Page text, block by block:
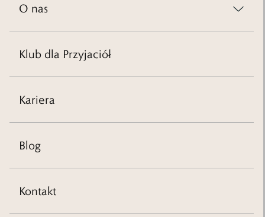
O nas
Zrównoważony rozwój
Franczyza
Dla akcjonariuszy
Dla mediów
Klub dla Przyjaciół
Kariera
Blog
Kontakt